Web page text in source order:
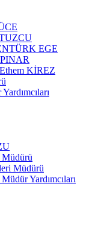
EGE
KİREZ
Müdürü
Müdürü
Yardımcıları